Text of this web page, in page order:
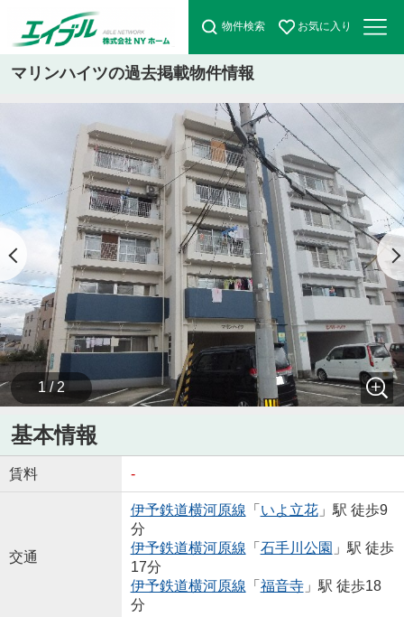
物件検索 お気に入り
マリンハイツの過去掲載物件情報
1 / 2
基本情報
賃料 -
交通
伊予鉄道横河原線 「 いよ立花」駅 徒歩9
分
伊予鉄道横河原線 「 石手川公園 」駅 徒歩
17分
伊予鉄道横河原線 「 福音寺」駅 徒歩18
分